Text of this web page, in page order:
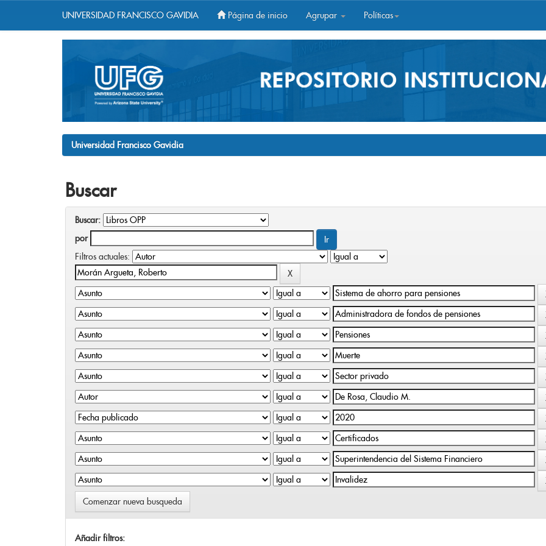
UNIVERSIDAD FRANCISCO GAVIDIA Página de inicio Agrupar Políticas
Universidad Francisco Gavidia
Buscar
Buscar:
por
Filtros actuales:
Comenzar nueva busqueda
Añadir filtros: